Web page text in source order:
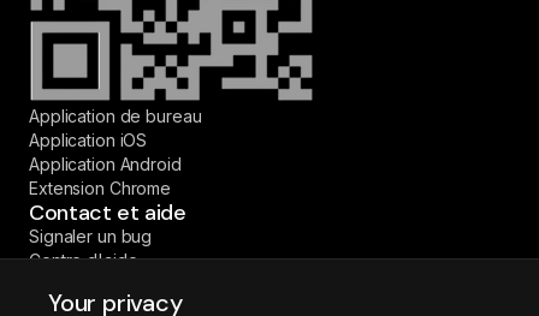
Your privacy
Application de bureau
Application iOS
Application Android
Extension Chrome
Contact et aide
Signaler un bug
Centre d'aide
© 2026 Fireflies.ai Corp. Tous droits réservés.